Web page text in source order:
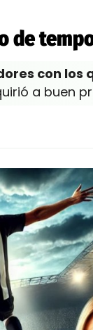
de
con los
a buen